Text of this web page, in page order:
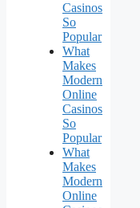
Casinos
So
Popular
What
Makes
Modern
Online
Casinos
So
Popular
What
Makes
Modern
Online